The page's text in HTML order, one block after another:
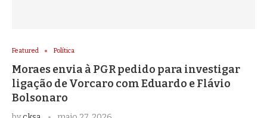
Featured Política
Moraes envia à PGR pedido para investigar
ligação de Vorcaro com Eduardo e Flávio
Bolsonaro